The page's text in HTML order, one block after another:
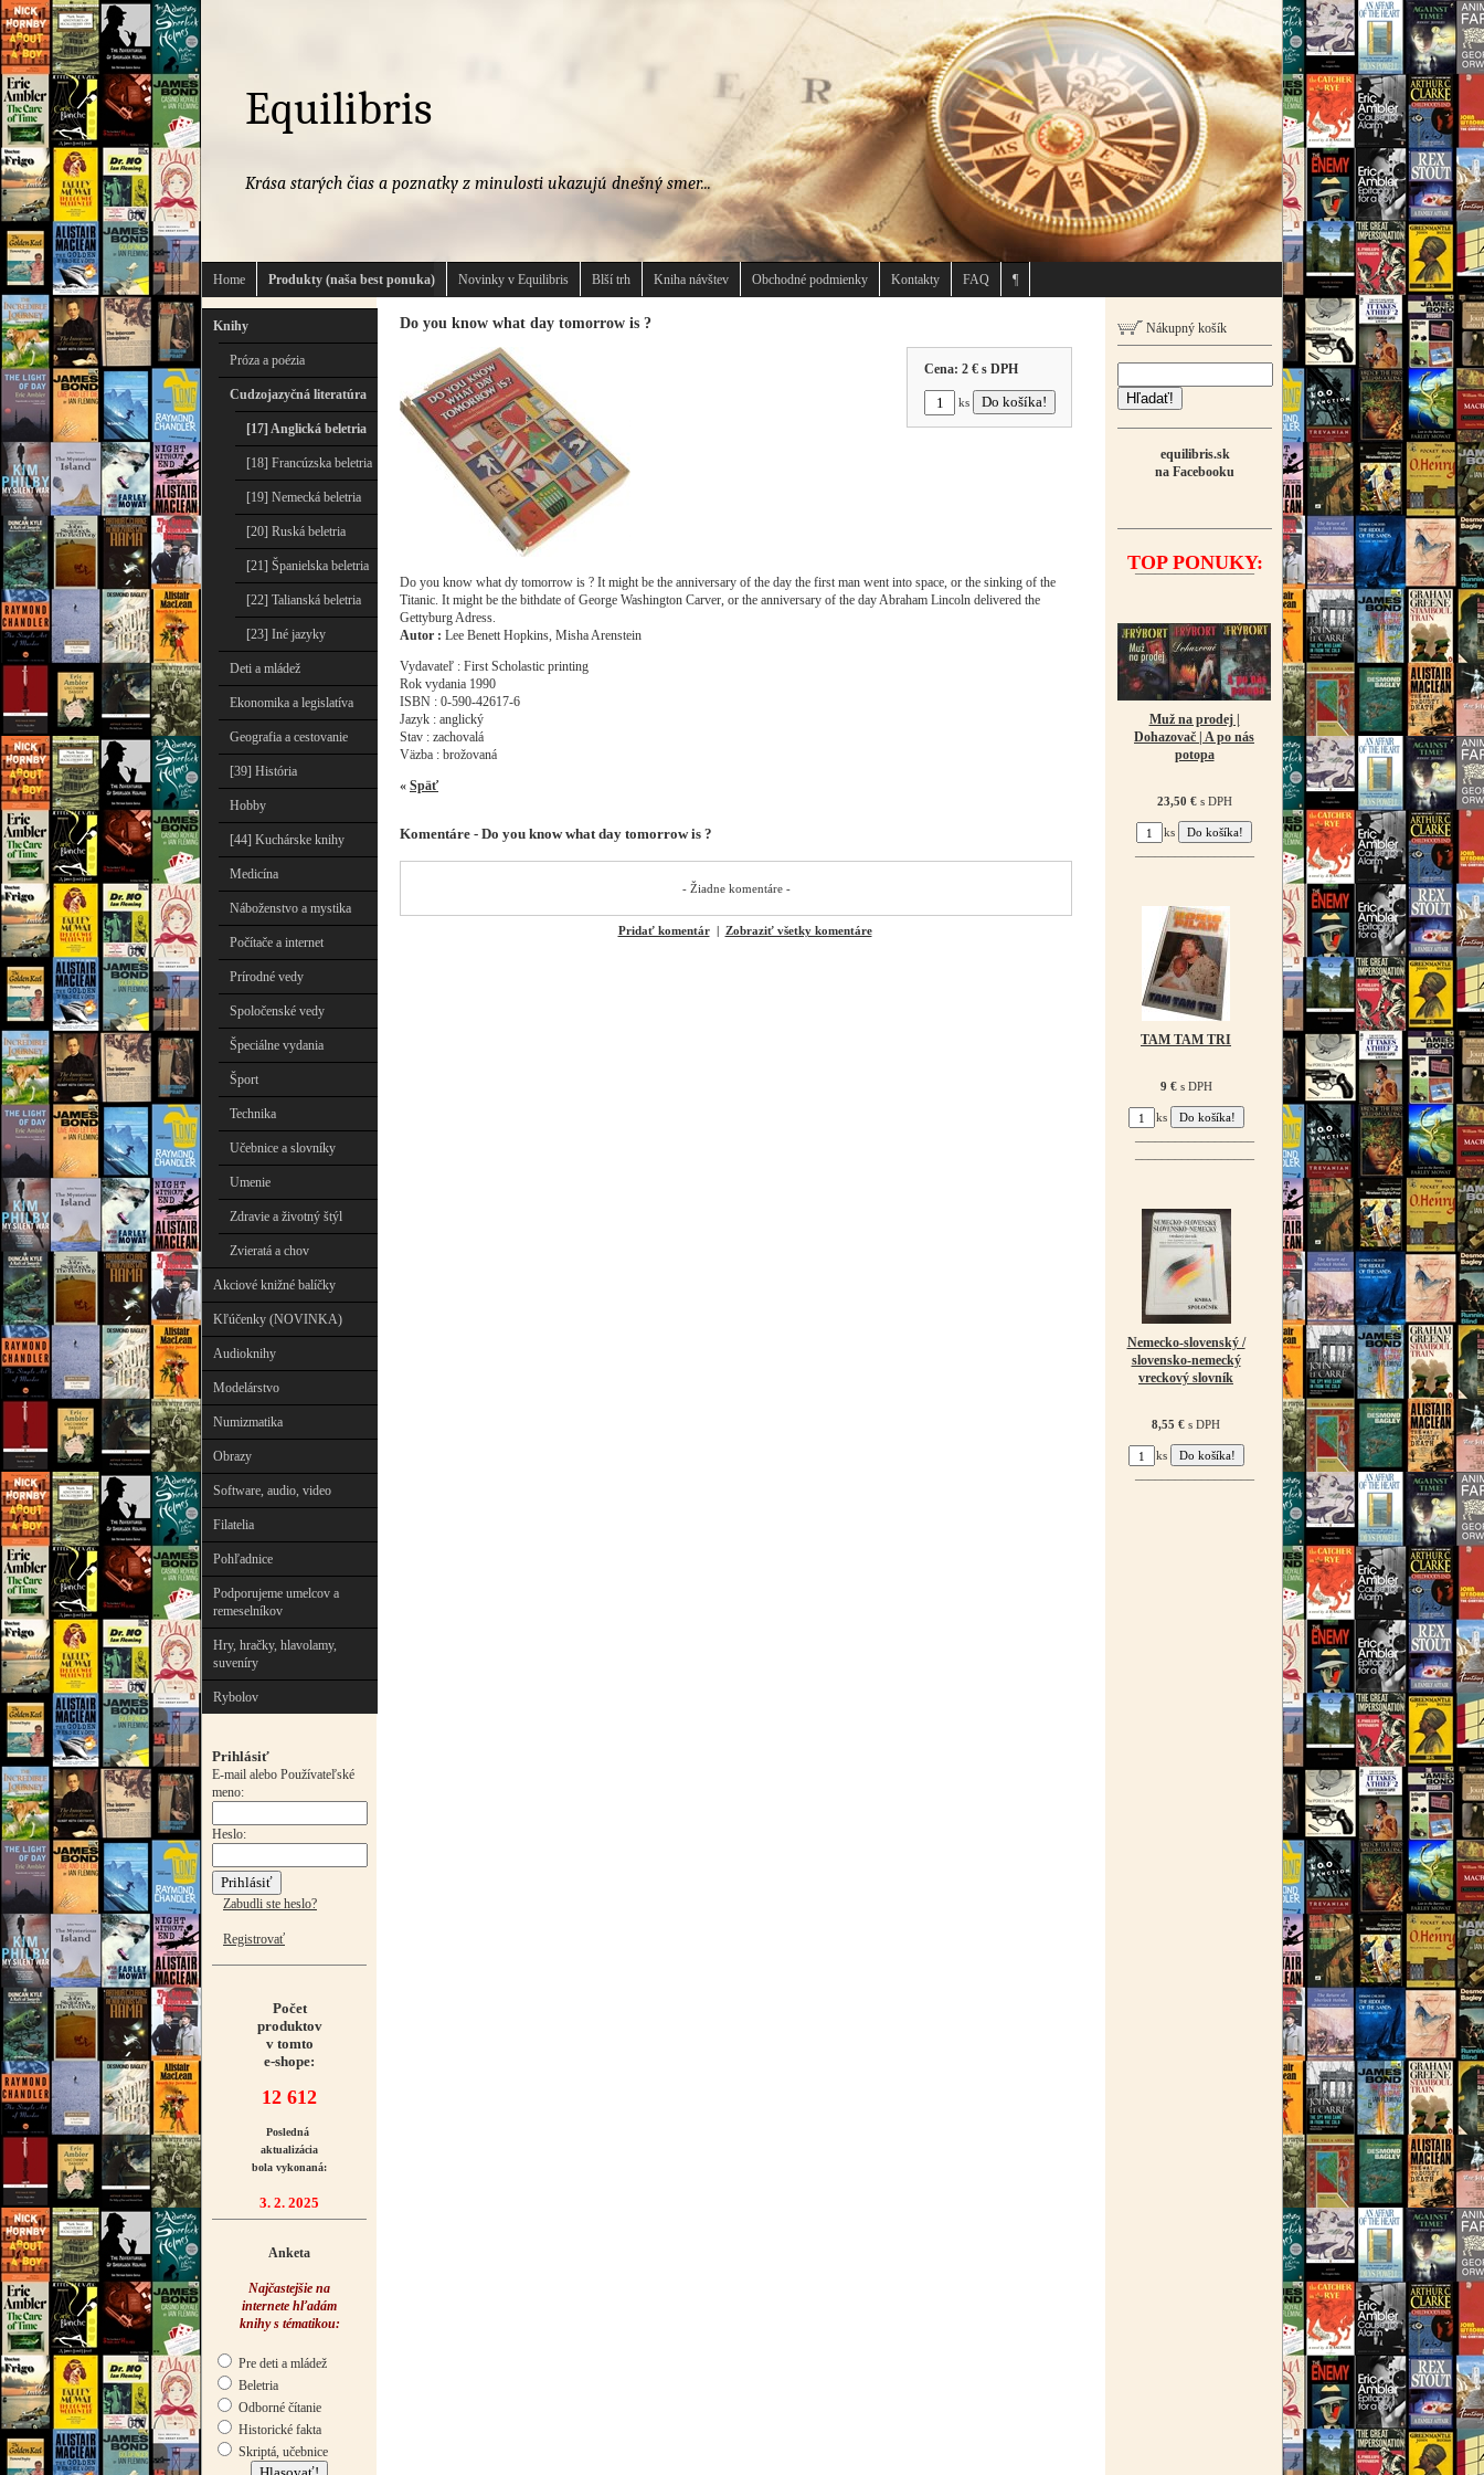
Equilibris
Krása starých čias a poznatky z minulosti ukazujú dnešný smer...
Home Produkty (naša best ponuka) Novinky v Equilibris Blší trh Kniha návštev Obchodné podmienky Kontakty FAQ ¶
Knihy
Próza a poézia
Cudzojazyčná literatúra
[17] Anglická beletria
[18] Francúzska beletria
[19] Nemecká beletria
[20] Ruská beletria
[21] Španielska beletria
[22] Talianská beletria
[23] Iné jazyky
Deti a mládež
Ekonomika a legislatíva
Geografia a cestovanie
[39] História
Hobby
[44] Kuchárske knihy
Medicína
Náboženstvo a mystika
Počítače a internet
Prírodné vedy
Spoločenské vedy
Špeciálne vydania
Šport
Technika
Učebnice a slovníky
Umenie
Zdravie a životný štýl
Zvieratá a chov
Akciové knižné balíčky
Kľúčenky (NOVINKA)
Audioknihy
Modelárstvo
Numizmatika
Obrazy
Software, audio, video
Filatelia
Pohľadnice
Podporujeme umelcov a
remeselníkov
Hry, hračky, hlavolamy,
suveníry
Rybolov
Prihlásiť
E-mail alebo Používateľské
meno:
Heslo:
Zabudli ste heslo?
Registrovať
Počet
produktov
v tomto
e-shope:
12 612
Posledná
aktualizácia
bola vykonaná:
3. 2. 2025
Anketa
Najčastejšie na
internete hľadám
knihy s tématikou:
Pre deti a mládež
Beletria
Odborné čítanie
Historické fakta
Skriptá, učebnice
Do you know what day tomorrow is ?
Cena: 2 €s DPH
ks
Do you know what dy tomorrow is ? It might be the anniversary of the day the first man went into space, or the sinking of the
Titanic. It might be the bithdate of George Washington Carver, or the anniversary of the day Abraham Lincoln delivered the
Gettyburg Adress.
Autor : Lee Benett Hopkins, Misha Arenstein
Vydavateľ : First Scholastic printing
Rok vydania 1990
ISBN : 0-590-42617-6
Jazyk : anglický
Stav : zachovalá
Väzba : brožovaná
« Späť
Komentáre - Do you know what day tomorrow is ?
- Žiadne komentáre -
Pridať komentár| Zobraziť všetky komentáre
Nákupný košík
Hľadať!
equilibris.sk
na Facebooku
TOP PONUKY:
Muž na prodej |
Dohazovač | A po nás
potopa
23,50 €s DPH
ks
TAM TAM TRI
9 €s DPH
ks
Nemecko-slovenský /
slovensko-nemecký
vreckový slovník
8,55 € s DPH
ks